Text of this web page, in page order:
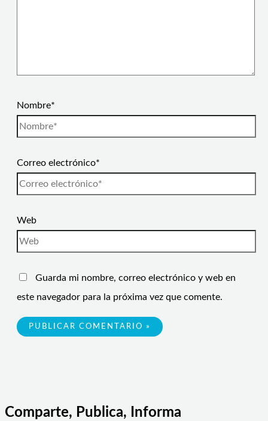
Nombre*
Correo electrónico*
Web
Guarda mi nombre, correo electrónico y web en
este navegador para la próxima vez que comente.
Comparte, Publica, Informa